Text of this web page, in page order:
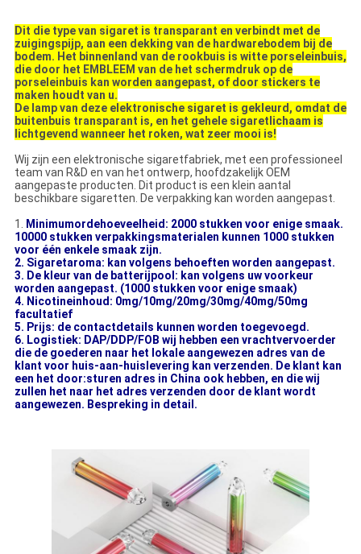
Dit die type van sigaret is transparant en verbindt met de
zuigingspijp, aan een dekking van de hardwarebodem bij de
bodem. Het binnenland van de rookbuis is witte porseleinbuis,
die door het EMBLEEM van de het schermdruk op de
porseleinbuis kan worden aangepast, of door stickers te
maken houdt van u.
De lamp van deze elektronische sigaret is gekleurd, omdat de
buitenbuis transparant is, en het gehele sigaretlichaam is
lichtgevend wanneer het roken, wat zeer mooi is!
Wij zijn een elektronische sigaretfabriek, met een professioneel
team van R&D en van het ontwerp, hoofdzakelijk OEM
aangepaste producten. Dit product is een klein aantal
beschikbare sigaretten. De verpakking kan worden aangepast.
1. Minimumordehoeveelheid: 2000 stukken voor enige smaak.
10000 stukken verpakkingsmaterialen kunnen 1000 stukken
voor één enkele smaak zijn.
2. Sigaretaroma: kan volgens behoeften worden aangepast.
3. De kleur van de batterijpool: kan volgens uw voorkeur
worden aangepast. (1000 stukken voor enige smaak)
4. Nicotineinhoud: 0mg/10mg/20mg/30mg/40mg/50mg
facultatief
5. Prijs: de contactdetails kunnen worden toegevoegd.
6. Logistiek: DAP/DDP/FOB wij hebben een vrachtvervoerder
die de goederen naar het lokale aangewezen adres van de
klant voor huis-aan-huislevering kan verzenden. De klant kan
een het door:sturen adres in China ook hebben, en die wij
zullen het naar het adres verzenden door de klant wordt
aangewezen. Bespreking in detail.